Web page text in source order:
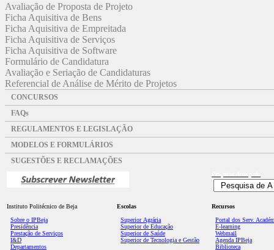
Avaliação de Proposta de Projeto
Ficha Aquisitiva de Bens
Ficha Aquisitiva de Empreitada
Ficha Aquisitiva de Serviços
Ficha Aquisitiva de Software
Formulário de Candidatura
Avaliação e Seriação de Candidaturas
Referencial de Análise de Mérito de Projetos
CONCURSOS
FAQs
REGULAMENTOS E LEGISLAÇÃO
MODELOS E FORMULÁRIOS
SUGESTÕES E RECLAMAÇÕES
Instituto Politécnico de Beja
Sobre o IPBeja
Presidência
Prestação de Serviços
I&D
Departamentos
Escolas
Superior Agrária
Superior de Educação
Superior de Saúde
Superior de Tecnologia e Gestão
Recursos
Portal dos Serv.
E-learning
Webmail
Agenda IPBeja
Biblioteca